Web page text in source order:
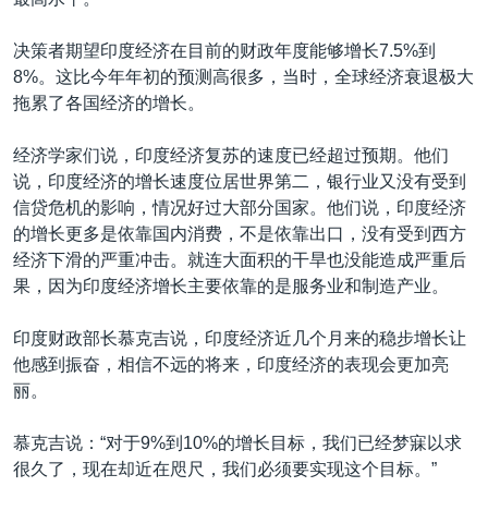
到
检
索
欧洲
非洲
美洲
科教·文娱·体健
军事
劳工
白宫要闻
国会报道
美中关系
埃博拉疫情
美国之音专访
重要讲话与声明
台海两岸关系
关注西藏
关注新疆
GEN Z 看美国
VOA视频
VOA今日焦点
中文广播
关注我们
其他语言网站
决策者期望印度经济在目前的财政年度能够增长7.5%到
8%。这比今年年初的预测高很多，当时，全球经济衰退极大
拖累了各国经济的增长。
经济学家们说，印度经济复苏的速度已经超过预期。他们
说，印度经济的增长速度位居世界第二，银行业又没有受到
信贷危机的影响，情况好过大部分国家。他们说，印度经济
的增长更多是依靠国内消费，不是依靠出口，没有受到西方
经济下滑的严重冲击。就连大面积的干旱也没能造成严重后
果，因为印度经济增长主要依靠的是服务业和制造产业。
印度财政部长慕克吉说，印度经济近几个月来的稳步增长让
他感到振奋，相信不远的将来，印度经济的表现会更加亮
丽。
慕克吉说：“对于9%到10%的增长目标，我们已经梦寐以求
很久了，现在却近在咫尺，我们必须要实现这个目标。”